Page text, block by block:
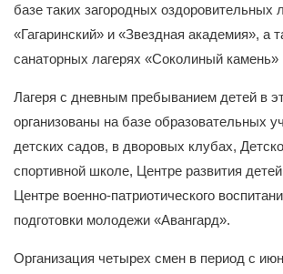
базе таких загородных оздоровительных
«Гагаринский» и «Звездная академия», а
санаторных лагерях «Соколиный камень»
Лагеря с дневным пребыванием детей в
организованы на базе образовательных
детских садов, в дворовых клубах,
спортивной школе, Центре развития
Центре военно-патриотического
подготовки молодежи «Авангард».
Организация четырех смен в период с